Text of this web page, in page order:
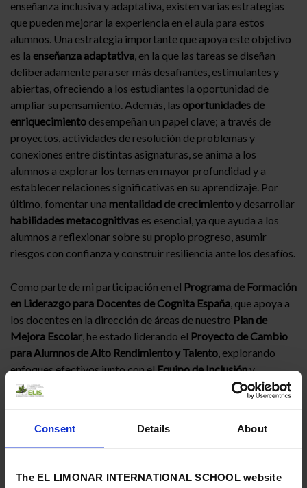
Consent Details About
The EL LIMONAR INTERNATIONAL SCHOOL website
enseñanza inclusiva y adaptativa, existen varias estrategias
que pueden mejorar la experiencia en el aula para estos
alumnos. Una estrategia importante que apoya este objetivo
es la enseñanza adaptativa, en la que las tareas se diseñan
deliberadamente para ser más desafiantes, estimulantes y
abiertas, ofreciendo a los estudiantes la oportunidad de
ampliar su pensamiento. Además, las oportunidades de
enriquecimiento desempeñan un papel clave; a través de
proyectos, actividades de resolución de problemas y
conexiones entre distintas asignaturas, se anima a los
alumnos a explorar los temas en mayor profundidad y a
establecer relaciones significativas en su aprendizaje. Por
último, fomentar una mentalidad de crecimientoy desarrollar
habilidades metacognitivas es esencial, ya que ayuda a los
alumnos a reflexionar sobre su propio progreso, asumir
riesgos con confianza y construir resiliencia ante los desafíos.
Como parte de mi participación en el Programa de Formación
en Liderazgo para Docentes de Cognita España, que apoya a
los docentes en la dirección de áreas de nuestro Plan de
Mejora Escolar, he estado liderando el Proyecto de Cambio
para Alumnos de Alto Rendimiento y Talento, explorando
enfoques efectivos junto con elEquipo de Inclusióny
compartiendo ejemplos de buenas prácticas que ya se llevan
Estos métodos no solo elevan los niveles de rendimiento, sino
que también fomentan el
implicados y entusiasmados. Es importante destacar que esto